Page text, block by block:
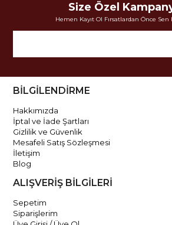
Size Özel
Hemen Kayıt Ol Fırsatlardan Önce Sen
BİLGİLENDİRME
Hakkımızda
İptal ve İade Şartları
Gizlilik ve Güvenlik
Mesafeli Satış Sözleşmesi
İletişim
Blog
ALIŞVERİŞ BİLGİLERİ
Sepetim
Siparişlerim